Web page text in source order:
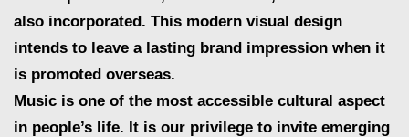
also incorporated. This modern visual design
intends to leave a lasting brand impression when it
is promoted overseas.
Music is one of the most accessible cultural aspect
in people’s life. It is our privilege to invite emerging